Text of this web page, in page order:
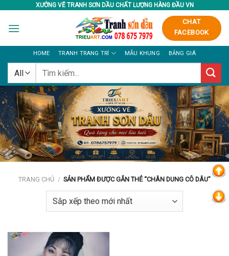
content
XƯỞNG VẼ TRANH SƠN DẦU CHẤT LƯỢNG HÀNG ĐẦU VN
CHAT
FACEBOOK
HOME TRANH TRANG TRÍ MẪU KHUNG BẢNG GIÁ
Tìm
TRANG CHỦ / SẢN PHẨM ĐƯỢC GẮN THẺ “CHÂN DUNG CÔ DÂU”